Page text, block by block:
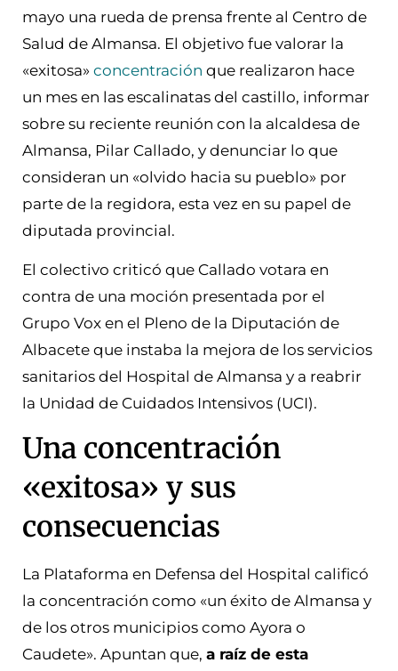
mayo una rueda de prensa frente al Centro de
Salud de Almansa. El objetivo fue valorar la
«exitosa» concentración que realizaron hace
un mes en las escalinatas del castillo, informar
sobre su reciente reunión con la alcaldesa de
Almansa, Pilar Callado, y denunciar lo que
consideran un «olvido hacia su pueblo» por
parte de la regidora, esta vez en su papel de
diputada provincial.
El colectivo criticó que Callado votara en
contra de una moción presentada por el
Grupo Vox en el Pleno de la Diputación de
Albacete que instaba la mejora de los servicios
sanitarios del Hospital de Almansa y a reabrir
la Unidad de Cuidados Intensivos (UCI).
Una concentración
«exitosa» y sus
consecuencias
La Plataforma en Defensa del Hospital calificó
la concentración como «un éxito de Almansa y
de los otros municipios como Ayora o
Caudete». Apuntan que, a raíz de esta